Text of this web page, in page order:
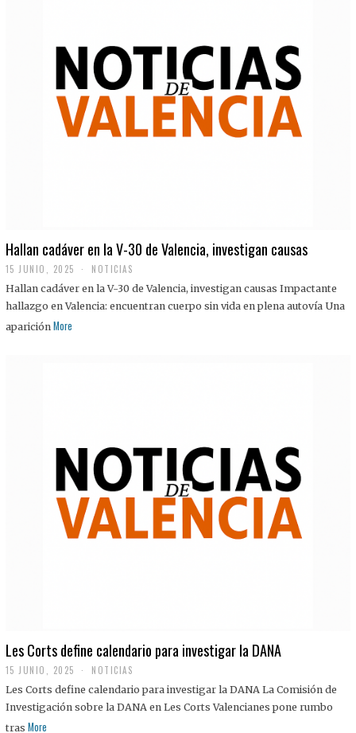
Hallan cadáver en la V-30 de Valencia, investigan causas
15 JUNIO, 2025 NOTICIAS
Hallan cadáver en la V-30 de Valencia, investigan causas Impactante
hallazgo en Valencia: encuentran cuerpo sin vida en plena autovía Una
aparición More
Les Corts define calendario para investigar la DANA
15 JUNIO, 2025 NOTICIAS
Les Corts define calendario para investigar la DANA La Comisión de
Investigación sobre la DANA en Les Corts Valencianes pone rumbo
tras More